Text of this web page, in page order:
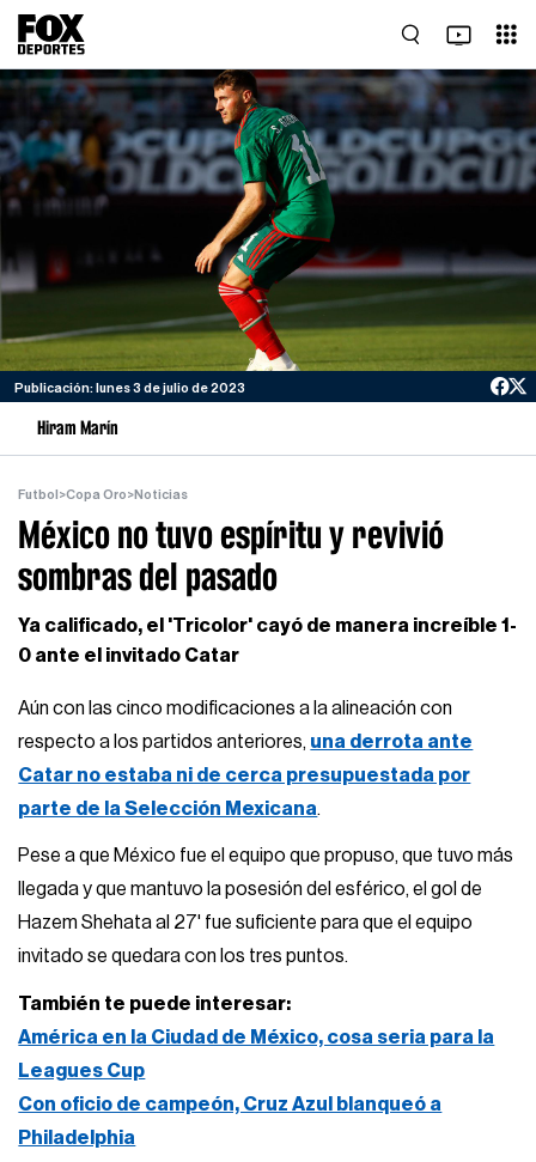
Publicación: lunes 3 de julio de 2023
Hiram Marín
Futbol >Copa Oro>Noticias
México no tuvo espíritu y revivió
sombras del pasado
Ya calificado, el 'Tricolor' cayó de manera increíble 1-
0 ante el invitado Catar
Aún con las cinco modificaciones a la alineación con
respecto a los partidos anteriores, una derrota ante
Catar no estaba ni de cerca presupuestada por
parte de la Selección Mexicana.
Pese a que México fue el equipo que propuso, que tuvo más
llegada y que mantuvo la posesión del esférico, el gol de
Hazem Shehata al 27' fue suficiente para que el equipo
invitado se quedara con los tres puntos.
También te puede interesar:
América en la Ciudad de México, cosa seria para la
Leagues Cup
Con oficio de campeón, Cruz Azul blanqueó a
Philadelphia